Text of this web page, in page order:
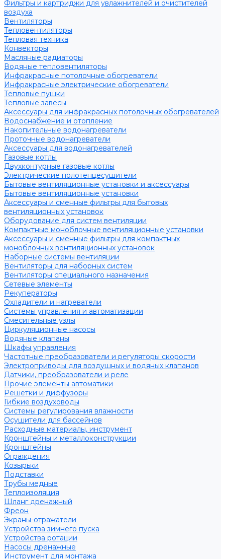
Фильтры и картриджи для увлажнителей и очистителей
воздуха
Вентиляторы
Тепловентиляторы
Тепловая техника
Конвекторы
Масляные радиаторы
Водяные тепловентиляторы
Инфракрасные потолочные обогреватели
Инфракрасные электрические обогреватели
Тепловые пушки
Тепловые завесы
Аксессуары для инфракрасных потолочных обогревателей
Водоснабжение и отопление
Накопительные водонагреватели
Проточные водонагреватели
Аксессуары для водонагревателей
Газовые котлы
Двухконтурные газовые котлы
Электрические полотенцесушители
Бытовые вентиляционные установки и аксессуары
Бытовые вентиляционные установки
Аксессуары и сменные фильтры для бытовых
вентиляционных установок
Оборудование для систем вентиляции
Компактные моноблочные вентиляционные установки
Аксессуары и сменные фильтры для компактных
моноблочных вентиляционных установок
Наборные системы вентиляции
Вентиляторы для наборных систем
Вентиляторы специального назначения
Сетевые элементы
Рекуператоры
Охладители и нагреватели
Системы управления и автоматизации
Смесительные узлы
Циркуляционные насосы
Водяные клапаны
Шкафы управления
Частотные преобразователи и регуляторы скорости
Электроприводы для воздушных и водяных клапанов
Датчики, преобразователи и реле
Прочие элементы автоматики
Решетки и диффузоры
Гибкие воздуховоды
Системы регулирования влажности
Осушители для бассейнов
Расходные материалы, инструмент
Кронштейны и металлоконструкции
Кронштейны
Ограждения
Козырьки
Подставки
Трубы медные
Теплоизоляция
Шланг дренажный
Фреон
Экраны-отражатели
Устройства зимнего пуска
Устройства ротации
Насосы дренажные
Инструмент для монтажа